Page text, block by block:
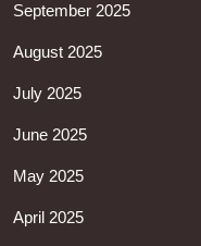
September 2025
August 2025
July 2025
June 2025
May 2025
April 2025